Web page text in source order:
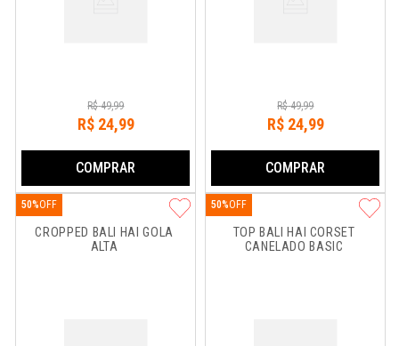
R$ 49,99
R$ 24,99
COMPRAR
R$ 49,99
R$ 24,99
COMPRAR
CROPPED BALI HAI GOLA
ALTA
50%
TOP BALI HAI CORSET
CANELADO BASIC
50%